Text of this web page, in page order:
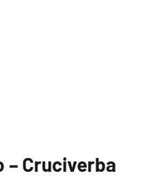
– Cruciverba